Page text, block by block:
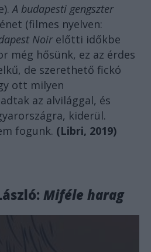
A budapesti gengszter
(filmes nyelven:
Noirelőtti időkbe
még hősünk, ez az érdes
de szerethető fickó
ott milyen
az alvilággal, és
kiderül.
fogunk. (Libri, 2019)
Miféle harag